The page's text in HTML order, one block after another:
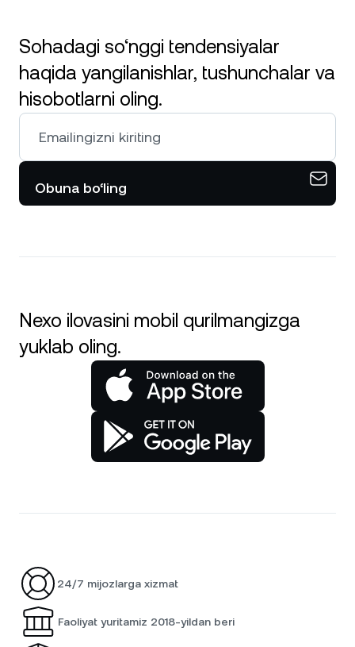
Sohadagi so‘nggi tendensiyalar
haqida yangilanishlar, tushunchalar va
hisobotlarni oling.
Obuna bo‘ling
Nexo ilovasini mobil qurilmangizga
yuklab oling.
24/7 mijozlarga xizmat
Faoliyat yuritamiz 2018-yildan beri